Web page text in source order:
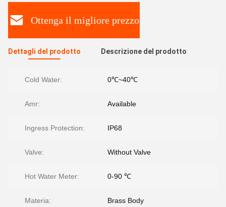
Ottenga il migliore prezzo
Dettagli del prodotto Descrizione del prodotto
Cold Water: 0℃~40℃
Amr: Available
Ingress Protection: IP68
Valve: Without Valve
Hot Water Meter: 0-90 ℃
Materia: Brass Body